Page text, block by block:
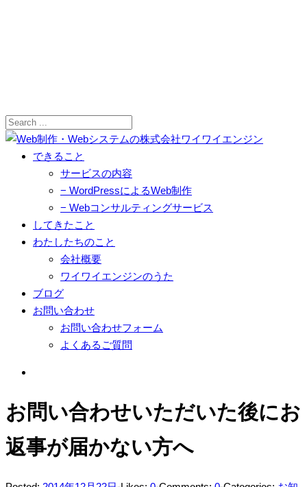
できること
サービスの内容
− WordPressによるWeb制作
− Webコンサルティングサービス
してきたこと
わたしたちのこと
会社概要
ワイワイエンジンのうた
ブログ
お問い合わせ
お問い合わせフォーム
よくあるご質問
お問い合わせいただいた後にお
返事が届かない方へ